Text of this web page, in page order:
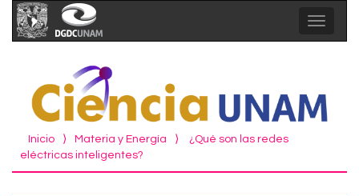
Toggle
Inicio ⟩ Materia y Energía ⟩
¿Qué son las redes
eléctricas inteligentes?